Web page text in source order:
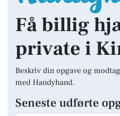
Få billig
private i
Beskriv din opgave og
med Handyhand.
Seneste udførte